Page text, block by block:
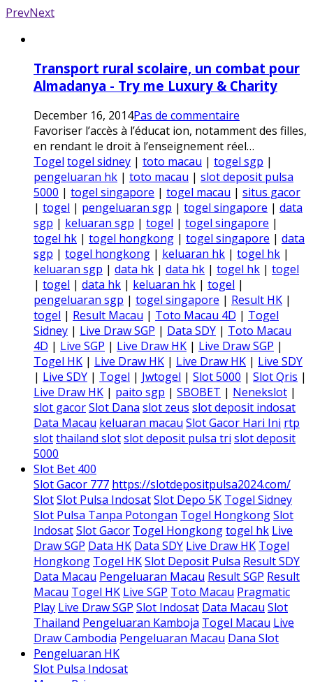
PrevNext
Transport rural scolaire, un combat pour
Almadanya - Try me Luxury & Charity
December 16, 2014Pas de commentaire
Favoriser l’accès à l’éducat ion, notamment des filles,
en rendant le droit à l’enseignement réel…
Togel togel sidney | toto macau | togel sgp |
pengeluaran hk | toto macau | slot deposit pulsa
5000 | togel singapore | togel macau | situs gacor
| togel | pengeluaran sgp | togel singapore | data
sgp | keluaran sgp | togel | togel singapore |
togel hk | togel hongkong | togel singapore | data
sgp | togel hongkong | keluaran hk | togel hk |
keluaran sgp | data hk | data hk | togel hk | togel
| togel | data hk | keluaran hk | togel |
pengeluaran sgp | togel singapore | Result HK |
togel | Result Macau | Toto Macau 4D | Togel
Sidney | Live Draw SGP | Data SDY | Toto Macau
4D | Live SGP | Live Draw HK | Live Draw SGP |
Togel HK | Live Draw HK | Live Draw HK | Live SDY
| Live SDY | Togel | Jwtogel | Slot 5000 | Slot Qris |
Live Draw HK | paito sgp | SBOBET | Nenekslot |
slot gacorSlot Dana slot zeus slot deposit indosat
Data Macau keluaran macau Slot Gacor Hari Ini rtp
slotthailand slotslot deposit pulsa tri slot deposit
5000
Slot Bet 400
Slot Gacor 777 https://slotdepositpulsa2024.com/
SlotSlot Pulsa IndosatSlot Depo 5K Togel Sidney
Slot Pulsa Tanpa Potongan Togel HongkongSlot
IndosatSlot Gacor Togel Hongkongtogel hk Live
Draw SGP Data HK Data SDY Live Draw HK Togel
Hongkong Togel HKSlot Deposit Pulsa Result SDY
Data Macau Pengeluaran Macau Result SGP Result
Macau Togel HK Live SGP Toto Macau Pragmatic
Play Live Draw SGP Slot Indosat Data Macau Slot
Thailand Pengeluaran Kamboja Togel Macau Live
Draw Cambodia Pengeluaran Macau Dana Slot
Pengeluaran HK
Slot Pulsa Indosat